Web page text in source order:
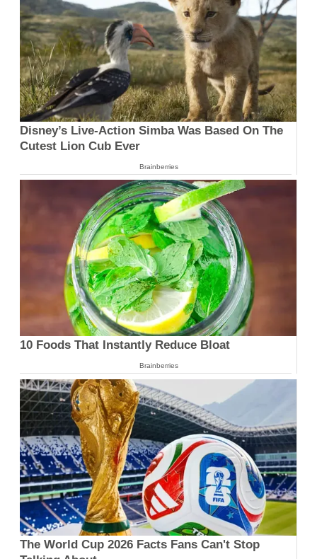
Disney’s Live-Action Simba Was Based On The
Cutest Lion Cub Ever
Brainberries
10 Foods That Instantly Reduce Bloat
Brainberries
The World Cup 2026 Facts Fans Can't Stop